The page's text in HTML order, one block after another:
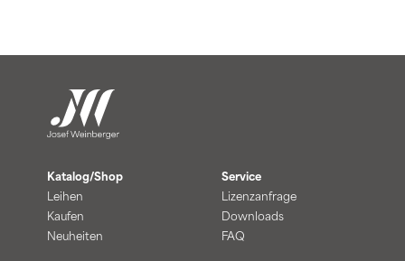
Katalog/Shop
Leihen
Kaufen
Neuheiten
Service
Lizenzanfrage
Downloads
FAQ